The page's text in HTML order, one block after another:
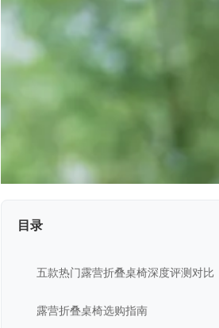
目录
五款热门露营折叠桌椅深度评测对比
露营折叠桌椅选购指南